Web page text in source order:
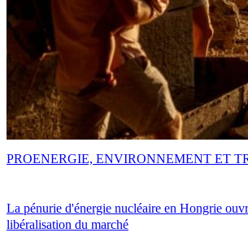
La pénurie d'énergie nucléaire en Hongrie
libéralisation du marché
PROENERGIE, ENVIRONNEMENT ET